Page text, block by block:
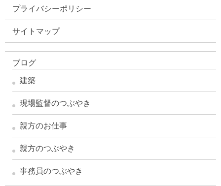
プライバシーポリシー
サイトマップ
ブログ
建築
現場監督のつぶやき
親方のお仕事
親方のつぶやき
事務員のつぶやき